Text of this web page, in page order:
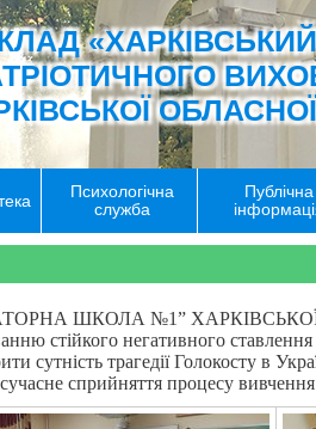
Психологічна
служба
Публічна
ШКОЛА №1” ХАРКІВСЬКОЇ
стійкого негативного ставлення
сутність трагедії Голокосту в
сприйняття процесу вивчення